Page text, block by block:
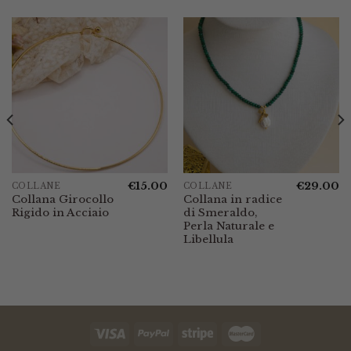
COLLANE
Collana Girocollo
Rigido in Acciaio
€15.00 COLLANE
Collana in radice
di Smeraldo,
Perla Naturale e
Libellula
€29.00